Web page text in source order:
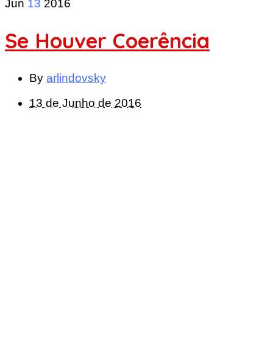
Jun 13 2016
Se Houver Coerência
By arlindovsky
13 de Junho de 2016